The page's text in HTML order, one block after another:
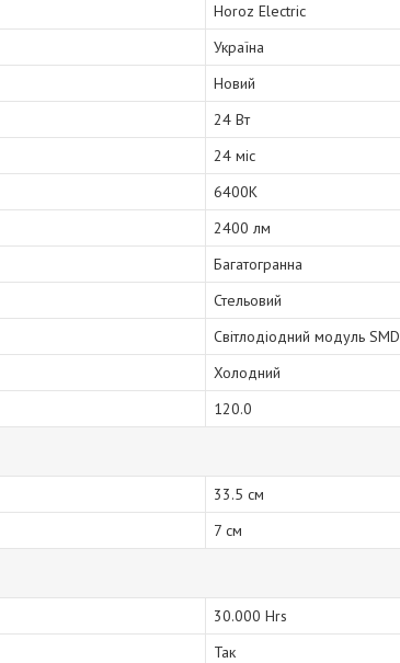
Horoz Electric
Україна
Новий
24 Вт
24 міс
6400К
2400 лм
Багатогранна
Стельовий
Світлодіодний модуль SMD
Холодний
120.0
33.5 см
7 см
30.000 Hrs
Так